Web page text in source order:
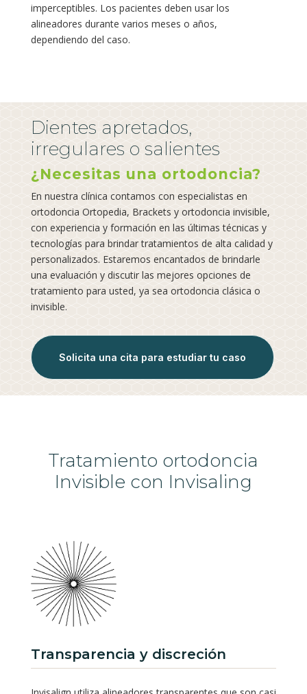
imperceptibles. Los pacientes deben usar los
alineadores durante varios meses o años,
dependiendo del caso.
Dientes apretados,
irregulares o salientes
¿Necesitas una ortodoncia?
En nuestra clínica contamos con especialistas en
ortodoncia Ortopedia, Brackets y ortodoncia invisible,
con experiencia y formación en las últimas técnicas y
tecnologías para brindar tratamientos de alta calidad y
personalizados. Estaremos encantados de brindarle
una evaluación y discutir las mejores opciones de
tratamiento para usted, ya sea ortodoncia clásica o
invisible.
Solicita una cita para estudiar tu caso
Tratamiento ortodoncia
Invisible con Invisaling
Transparencia y discreción